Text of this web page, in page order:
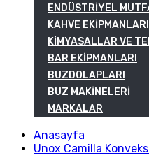
ENDÜSTRIYEL
KAHVE EKIPMANLARI
KIMYASALLAR VE
BAR EKIPMANLARI
BUZDOLAPLARI
BUZ MAKINELERI
MARKALAR
Anasayfa
Unox Camilla